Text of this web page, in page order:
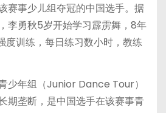
赛事少儿组夺冠的中国选手。据
李勇秋5岁开始学习霹雳舞，8年
训练，每日练习数小时，教练
少年组（Junior Dance Tour）
期垄断，是中国选手在该赛事青